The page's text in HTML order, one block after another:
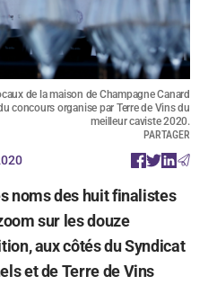
de la maison de Champagne Canard
concours organise par Terre de Vins du
meilleur caviste 2020.
PARTAGER
noms des huit finalistes
sur les douze
aux côtés du Syndicat
et de Terre de Vins